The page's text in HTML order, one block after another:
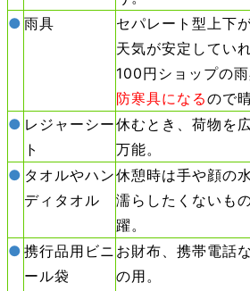
● 雨具
セパレート型上下
天気が安定してい
100円ショップの雨
防寒具になるので
● レジャーシー
ト
休むとき、荷物を
万能。
● タオルやハン
ディタオル
休憩時は手や顔の
濡らしたくないも
躍。
● 携行品用ビニ
ール袋
お財布、携帯電話
の用。